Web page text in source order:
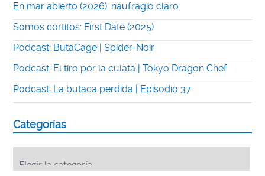
En mar abierto (2026): naufragio claro
Somos cortitos: First Date (2025)
Podcast: ButaCage | Spider-Noir
Podcast: El tiro por la culata | Tokyo Dragon Chef
Podcast: La butaca perdida | Episodio 37
Categorías